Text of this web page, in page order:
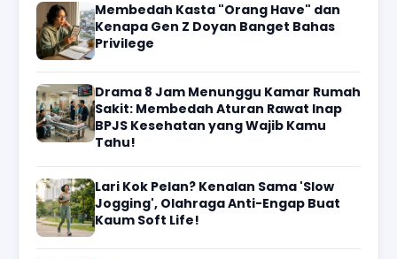
Membedah Kasta "Orang Have" dan
Kenapa Gen Z Doyan Banget Bahas
Privilege
Drama 8 Jam Menunggu Kamar Rumah
Sakit: Membedah Aturan Rawat Inap
BPJS Kesehatan yang Wajib Kamu
Tahu!
Lari Kok Pelan? Kenalan Sama 'Slow
Jogging', Olahraga Anti-Engap Buat
Kaum Soft Life!